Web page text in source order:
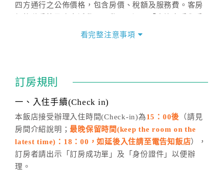
四方通行之公佈價格，包含房價、稅額及服務費。客房
價」之當日價格為標準。
話方式異動訂單。
※非客服時間之申辦異動，皆為次日計算及辦理。
五、客服時間
週一至週日，上午9:00～晚上6:00
六、聯絡方式
週一至週日：
看完整注意事項
訂房規則
一、入住手續(Check in)
本飯店接受辦理入住時間(Check-in)為15：00後 （請見
房間介紹說明；最晚保留時間(keep the room on the
latest time)：18：00，如延後入住請至電告知飯店），
訂房者請出示「訂房成功單」及「身份證件」以便辦
理。